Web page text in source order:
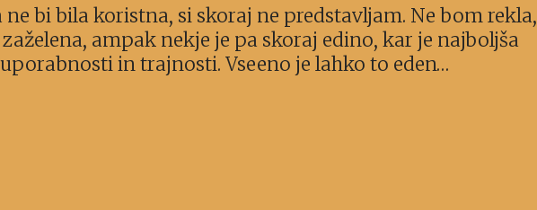
bi bila koristna, si skoraj ne predstavljam. Ne bom rekla,
ampak nekje je pa skoraj edino, kar je najboljša
in trajnosti. Vseeno je lahko to eden…